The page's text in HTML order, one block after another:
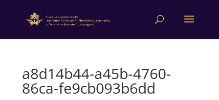
a8d14b44-a45b-4760-
86ca-fe9cb093b6dd